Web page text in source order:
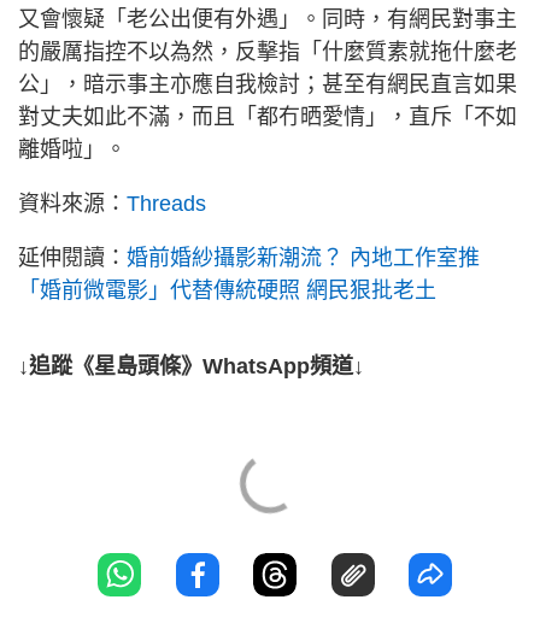
又會懷疑「老公出便有外遇」。同時，有網民對事主
的嚴厲指控不以為然，反擊指「什麼質素就拖什麼老
公」，暗示事主亦應自我檢討；甚至有網民直言如果
對丈夫如此不滿，而且「都冇晒愛情」，直斥「不如
離婚啦」。
資料來源： Threads
延伸閱讀： 婚前婚紗攝影新潮流？ 內地工作室推
「婚前微電影」代替傳統硬照 網民狠批老土
↓追蹤《星島頭條》WhatsApp頻道↓